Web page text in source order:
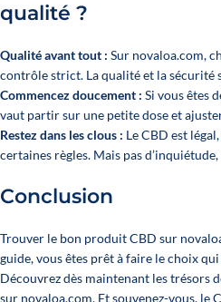
qualité ?
Qualité avant tout : Sur novaloa.com,
contrôle strict. La qualité et la sécurité
Commencez doucement : Si vous êtes
vaut partir sur une petite dose et
Restez dans les clous : Le CBD est
certaines règles. Mais pas
Conclusion
Trouver le bon produit CBD sur
guide, vous êtes prêt à faire le choix
Découvrez dès maintenant les trésors
sur novaloa.com. Et souvenez-vous, le